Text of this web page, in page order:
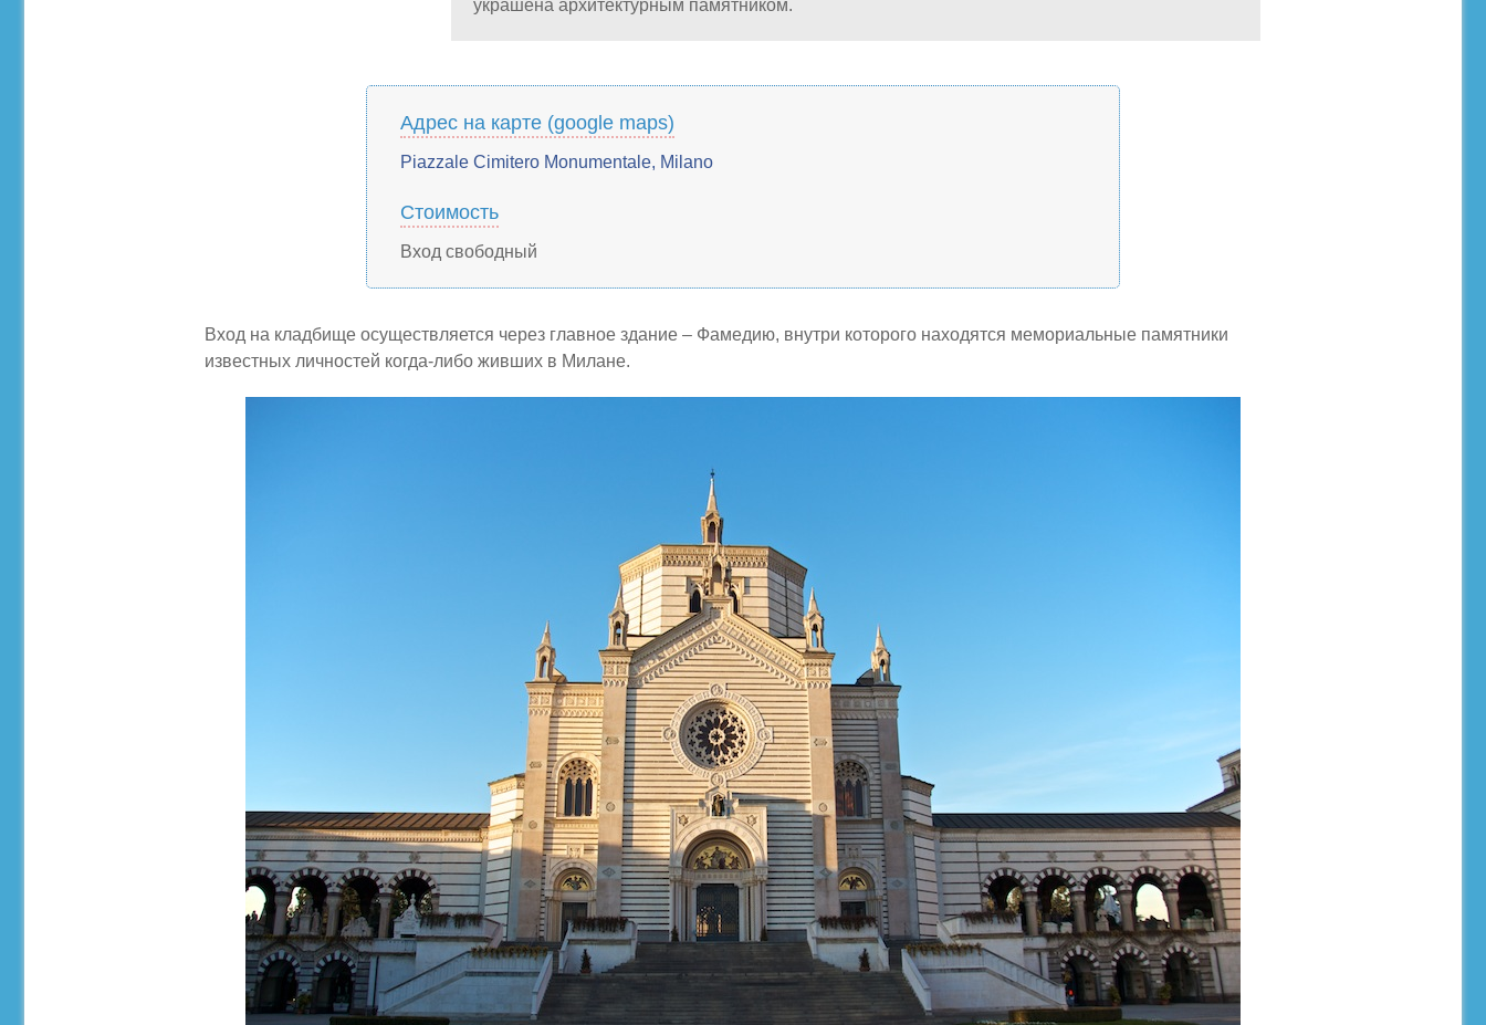
украшена архитектурным памятником.
Адрес на карте (google maps)
Piazzale Cimitero Monumentale, Milano
Стоимость
Вход свободный
Вход на кладбище осуществляется через главное здание – Фамедию, внутри которого находятся мемориальные памятники
известных личностей когда-либо живших в Милане.